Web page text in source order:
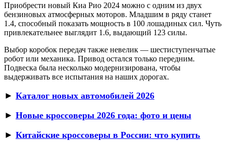
Приобрести новый Киа Рио 2024 можно с одним из двух
бензиновых атмосферных моторов. Младшим в ряду станет
1.4, способный показать мощность в 100 лошадиных сил. Чуть
привлекательнее выглядит 1.6, выдающий 123 силы.
Выбор коробок передач также невелик — шестиступенчатые
робот или механика. Привод остался только передним.
Подвеска была несколько модернизирована, чтобы
выдерживать все испытания на наших дорогах.
► Каталог новых автомобилей 2026
► Новые кроссоверы 2026 года: фото и цены
► Китайские кроссоверы в России: что купить